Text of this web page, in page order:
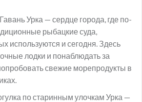
Гавань Урка — сердце города, где по-
рыбацкие суда,
используются и сегодня. Здесь
лодки и понаблюдать за
свежие морепродукты в
по старинным улочкам Урка —